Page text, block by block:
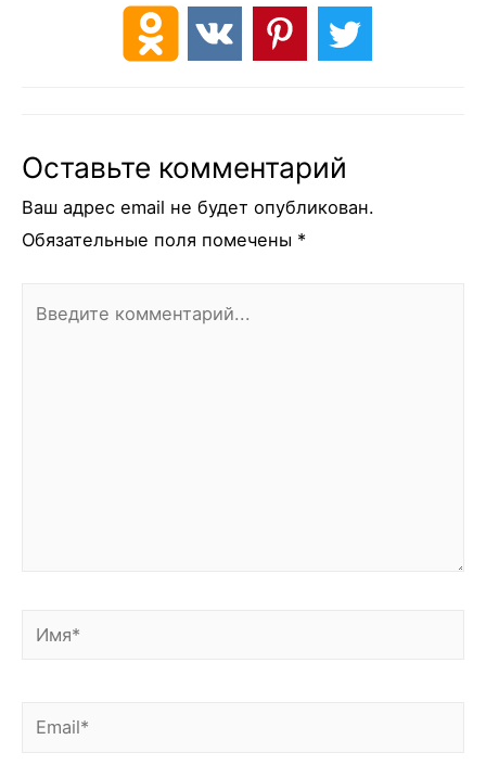
Оставьте комментарий
Ваш адрес email не будет опубликован.
Обязательные поля помечены *
комментарий...
Имя*
Email*